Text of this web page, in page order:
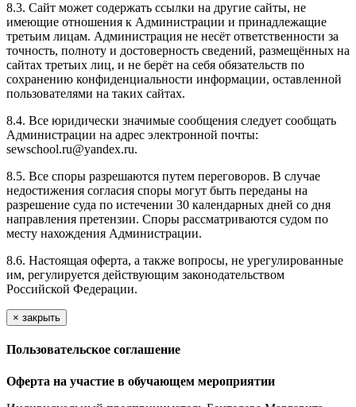
8.3. Сайт может содержать ссылки на другие сайты, не
имеющие отношения к Администрации и принадлежащие
третьим лицам. Администрация не несёт ответственности за
точность, полноту и достоверность сведений, размещённых на
сайтах третьих лиц, и не берёт на себя обязательств по
сохранению конфиденциальности информации, оставленной
пользователями на таких сайтах.
8.4. Все юридически значимые сообщения следует сообщать
Администрации на адрес электронной почты:
sewschool.ru@yandex.ru.
8.5. Все споры разрешаются путем переговоров. В случае
недостижения согласия споры могут быть переданы на
разрешение суда по истечении 30 календарных дней со дня
направления претензии. Споры рассматриваются судом по
месту нахождения Администрации.
8.6. Настоящая оферта, а также вопросы, не урегулированные
им, регулируется действующим законодательством
Российской Федерации.
× закрыть
Пользовательское соглашение
Оферта на участие в обучающем мероприятии